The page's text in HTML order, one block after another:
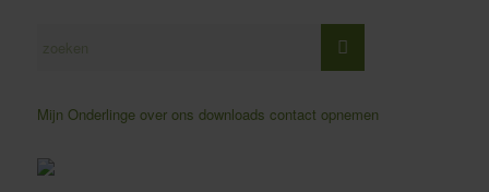
Mijn Onderlinge over ons downloads contact opnemen